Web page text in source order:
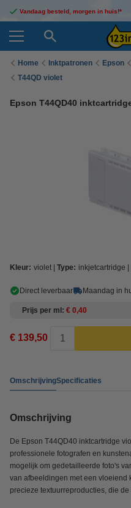
Vandaag besteld, morgen in huis!*
Home Inktpatronen Epson
T44QD violet
Epson T44QD40
Kleur: violet Type: inkjetcartridge
Direct leverbaar Maandag in
Prijs per ml € 0,40
€ 139,50
OmschrijvingSpecificaties
Omschrijving
De Epson T44QD40 inktcartridge
professionele fotografen en
mogelijk om gedetailleerde foto's
van afbeeldingen met een vloeiend
precieze textuurreproducties, die